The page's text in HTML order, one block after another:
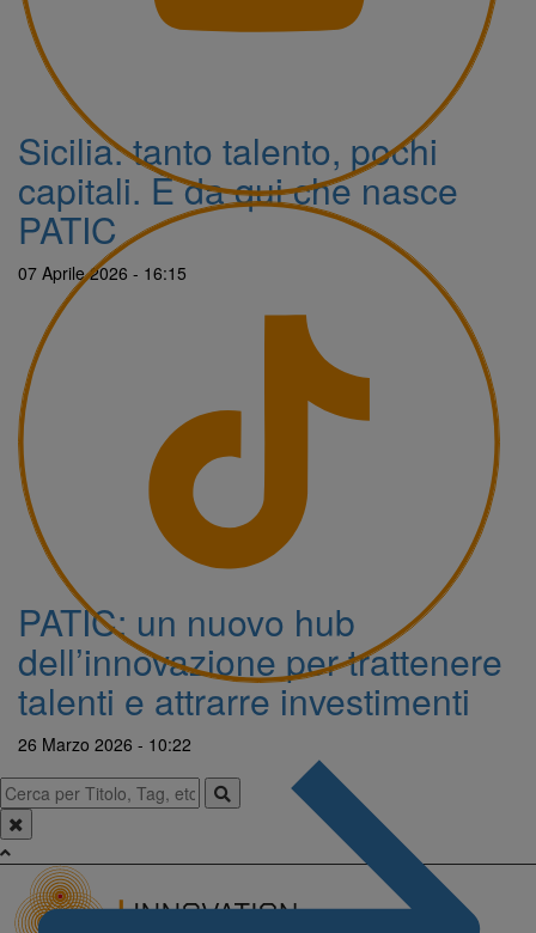
Sicilia: tanto talento, pochi
capitali. È da qui che nasce
PATIC
07 Aprile 2026 - 16:15
PATIC: un nuovo hub
dell’innovazione per trattenere
talenti e attrarre investimenti
26 Marzo 2026 - 10:22